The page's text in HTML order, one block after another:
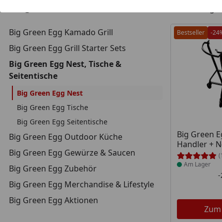
Big Green Egg Kamado Grill
Big Green Egg Grill Starter Sets
Big Green Egg Nest, Tische &
Seitentische
Big Green Egg Nest
Big Green Egg Tische
Big Green Egg Seitentische
Big Green Egg Outdoor Küche
Big Green Egg Gewürze & Saucen
Big Green Egg Zubehör
Big Green Egg Merchandise & Lifestyle
Big Green Egg Aktionen
Bestseller -
Big Green
Handler +
Produkt
Am Lager
-